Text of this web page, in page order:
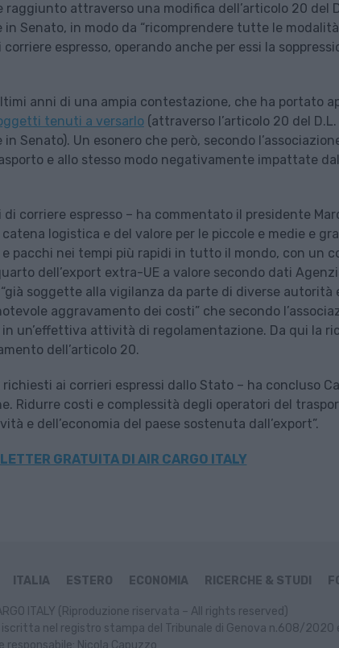
attraverso una modifica dell’articolo 20 del
Senato, in modo da “ricomprendere tutte le
espresso, operando anche per essi la
anni di una ampia contestazione, che ha portato
tenuti a versarlo (attraverso l’articolo 20 del D.L.
Senato). Un esonero che però, secondo
e allo stesso modo negativamente impattate dal
corriere espresso – ha commentato il presidente
logistica e del valore per le piccole e medie e
pacchi nei tempi più rapidi in tutto il mondo, con un
dell’export extra-UE a valore secondo dati
soggette alla vigilanza da parte di diverse autorità
aggravamento dei costi” che secondo
un’effettiva attività di regolamentazione. Da qui la
dell’articolo 20.
ai corrieri espressi dallo Stato – ha concluso
Ridurre costi e complessità degli operatori del
e dell’economia del paese sostenuta dall’export”.
GRATUITA DI AIR CARGO ITALY
ITALIA ESTERO ECONOMIA RICERCHE & STUDI
ITALY (Riproduzione riservata – All rights reserved)
nel registro stampa del Tribunale di Genova n.608/2020
responsabile: Nicola Capuzzo